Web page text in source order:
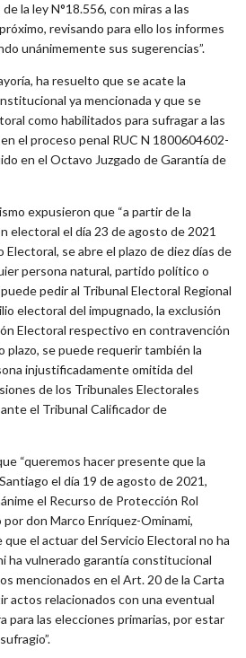
la ley N°18.556, con miras a las
revisando para ello los informes
unánimemente sus sugerencias”.
ha resuelto que se acate la
ya mencionada y que se
como habilitados para sufragar a las
el proceso penal RUC N 1800604602-
en el Octavo Juzgado de Garantía de
expusieron que “a partir de la
electoral el día 23 de agosto de 2021
se abre el plazo de diez días de
persona natural, partido político o
pedir al Tribunal Electoral Regional
electoral del impugnado, la exclusión
Electoral respectivo en contravención
plazo, se puede requerir también la
injustificadamente omitida del
de los Tribunales Electorales
el Tribunal Calificador de
“queremos hacer presente que la
el día 19 de agosto de 2021,
el Recurso de Protección Rol
don Marco Enríquez-Ominami,
el actuar del Servicio Electoral no ha
ha vulnerado garantía constitucional
mencionados en el Art. 20 de la Carta
actos relacionados con una eventual
para las elecciones primarias, por estar